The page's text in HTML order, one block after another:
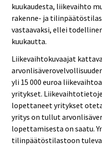
kuukaudesta, liikevaihto
rakenne- ja
vastaavaksi, ellei
kuukautta.
Liikevaihtokuvaajat
yli 15 000 euroa
yritykset.
lopettaneet yritykset
yritys on tullut
lopettamisesta on saatu.
tilinpäätöstilastoon